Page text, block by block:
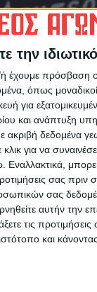
την
ή έχουμε
όπως
για
και ανάπτυξη
ακριβή δεδομένα
για να
σας πριν
σας
αυτήν την
τις
και
Google News!
της Θεσσαλίας